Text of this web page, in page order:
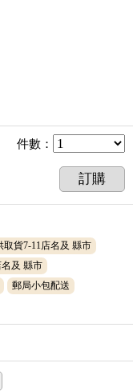
件數 ：
訂購
貨7-11店名及 縣市
及 縣市
郵局小包配送